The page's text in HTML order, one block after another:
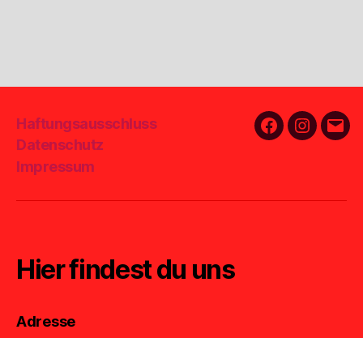
Haftungsausschluss
Datenschutz
Impressum
FacebookE-
Hier findest du uns
Adresse